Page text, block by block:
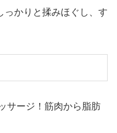
っかりと揉みほぐし、す
サージ！筋肉から脂肪